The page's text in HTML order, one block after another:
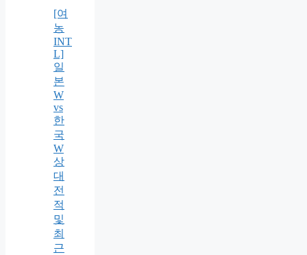
[여
농
INT
L]
일
본
W
vs
한
국
W
상
대
전
적
및
최
근